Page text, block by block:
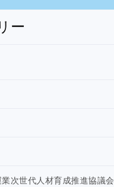
ー
次世代人材育成推進協議会